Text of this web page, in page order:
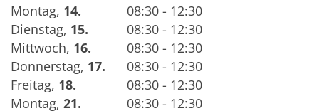
Montag, 14.
08:30 - 12:30
Dienstag, 15.
08:30 - 12:30
Mittwoch, 16.
08:30 - 12:30
Donnerstag, 17.
08:30 - 12:30
Freitag, 18.
08:30 - 12:30
Montag, 21.
08:30 - 12:30